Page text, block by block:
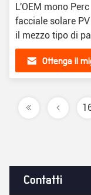
Contatti
L'OEM mono Perc
facciale solare
il mezzo tipo di
475w di Tyoe N
Ottenga il